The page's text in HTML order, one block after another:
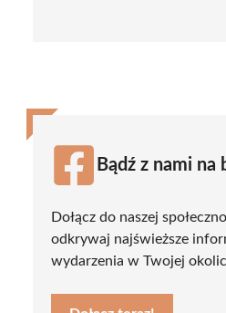
Bądź z nami na
Dołącz do naszej
odkrywaj najświeższe
wydarzenia w Twojej